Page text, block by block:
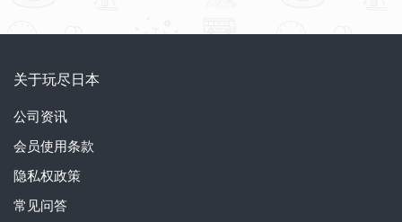
关于玩尽日本
公司资讯
会员使用条款
隐私权政策
常见问答